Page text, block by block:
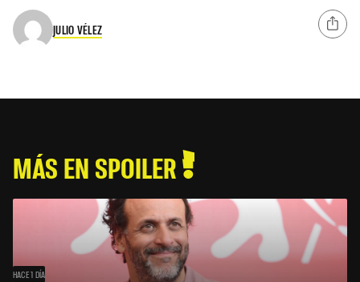
JULIO VÉLEZ
MÁS EN SPOILER
HACE 1 DÍA